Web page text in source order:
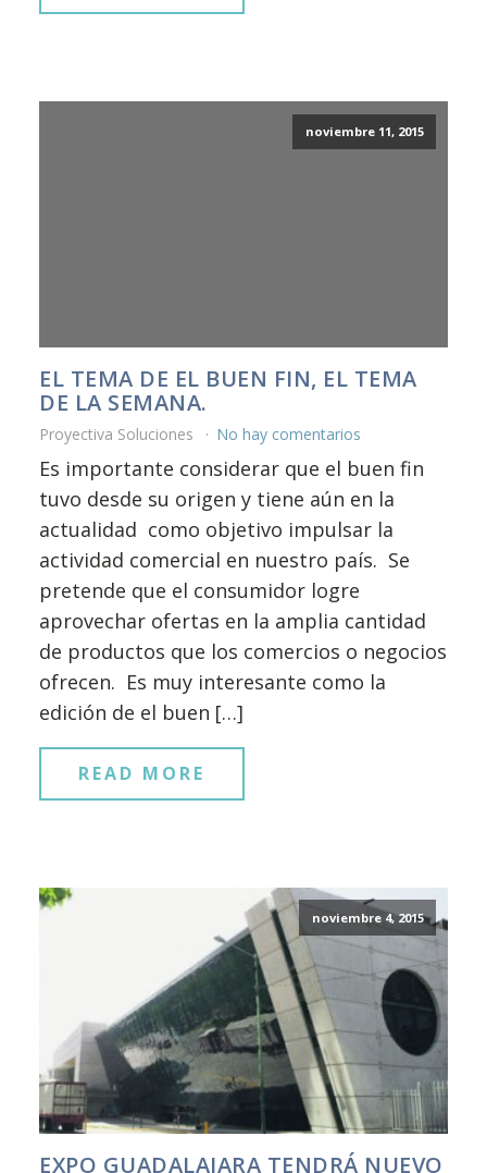
noviembre 11, 2015
EL TEMA DE EL BUEN FIN, EL TEMA
DE LA SEMANA.
Proyectiva Soluciones No hay comentarios
Es importante considerar que el buen fin
tuvo desde su origen y tiene aún en la
actualidad como objetivo impulsar la
actividad comercial en nuestro país. Se
pretende que el consumidor logre
aprovechar ofertas en la amplia cantidad
de productos que los comercios o negocios
ofrecen. Es muy interesante como la
edición de el buen […]
READ MORE
noviembre 4, 2015
EXPO GUADALAJARA TENDRÁ NUEVO